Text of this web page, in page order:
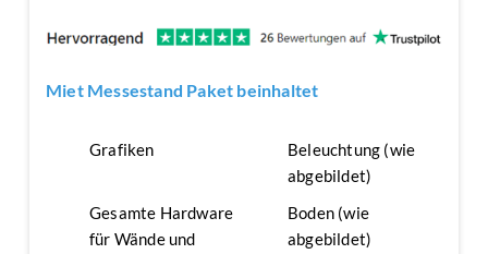
Miet Messestand Paket beinhaltet
Grafiken
Beleuchtung (wie
abgebildet)
Gesamte Hardware
für Wände und
Boden (wie
abgebildet)